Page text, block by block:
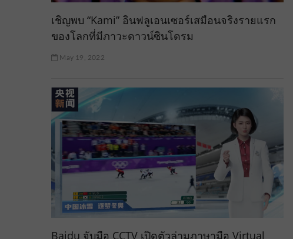
เชิญพบ “Kami” อินฟลูเอนเซอร์เสมือนจริงรายแรก
ของโลกที่มีภาวะดาวน์ซินโดรม
May 19, 2022
Baidu จับมือ CCTV เปิดตัวล่ามภาษามือ Virtual